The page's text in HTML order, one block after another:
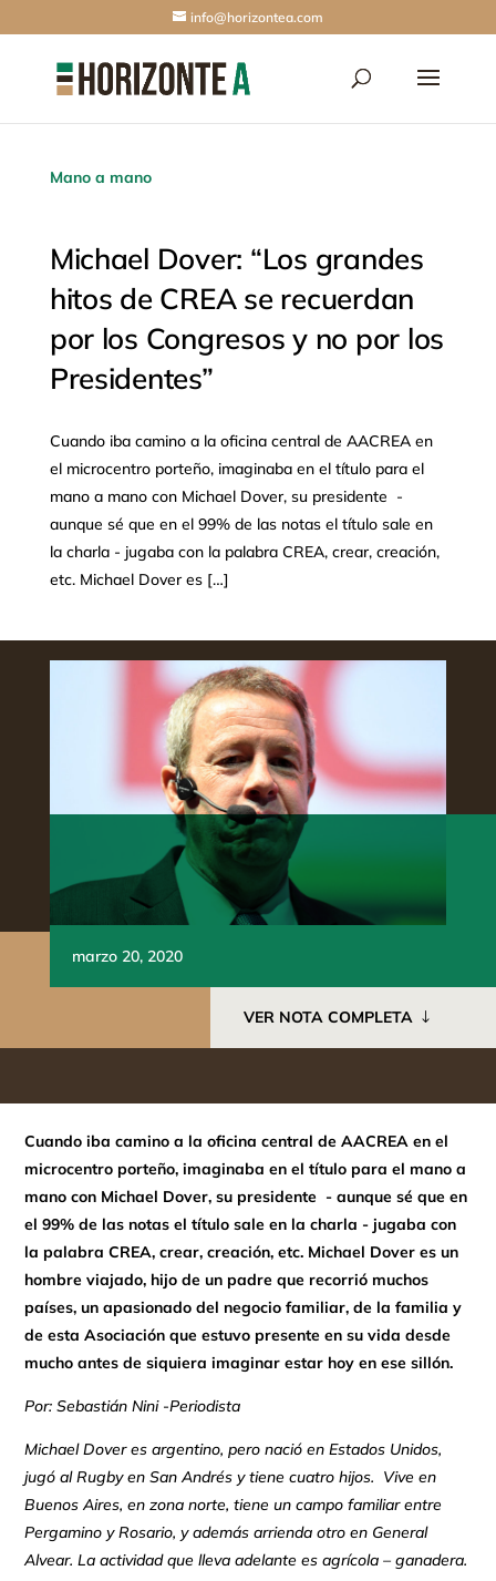
info@horizontea.com
Mano a mano
Michael Dover: “Los grandes
hitos de CREA se recuerdan
por los Congresos y no por los
Presidentes”
Cuando iba camino a la oficina central de AACREA en
el microcentro porteño, imaginaba en el título para el
mano a mano con Michael Dover, su presidente -
aunque sé que en el 99% de las notas el título sale en
la charla - jugaba con la palabra CREA, crear, creación,
etc. Michael Dover es […]
marzo 20, 2020
VER NOTA COMPLETA
Cuando iba camino a la oficina central de AACREA en el
microcentro porteño, imaginaba en el título para el mano a
mano con Michael Dover, su presidente - aunque sé que en
el 99% de las notas el título sale en la charla - jugaba con
la palabra CREA, crear, creación, etc. Michael Dover es un
hombre viajado, hijo de un padre que recorrió muchos
países, un apasionado del negocio familiar, de la familia y
de esta Asociación que estuvo presente en su vida desde
mucho antes de siquiera imaginar estar hoy en ese sillón.
Por: Sebastián Nini-Periodista
Michael Dover es argentino, pero nació en Estados Unidos,
jugó al Rugby en San Andrés y tiene cuatro hijos. Vive en
Buenos Aires, en zona norte, tiene un campo familiar entre
Pergamino y Rosario, y además arrienda otro en General
Alvear. La actividad que lleva adelante es agrícola – ganadera.